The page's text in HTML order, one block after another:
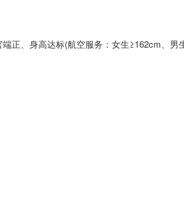
正、身高达标(航空服务：女生≥162cm、男